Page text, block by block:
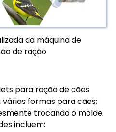
da máquina de
de ração
para ração de cães
formas para cães;
trocando o molde.
incluem: